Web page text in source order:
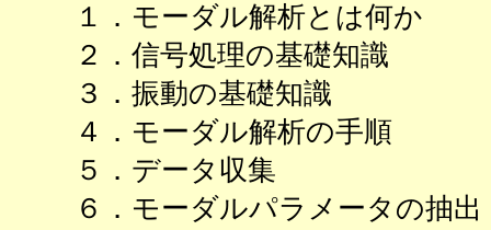
１．モーダル解析とは何か
２．信号処理の基礎知識
３．振動の基礎知識
４．モーダル解析の手順
５．データ収集
６．モーダルパラメータの抽出